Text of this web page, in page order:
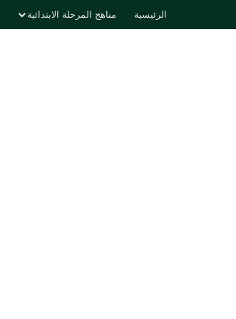
الرئيسية مناهج المرحلة الابتدائية